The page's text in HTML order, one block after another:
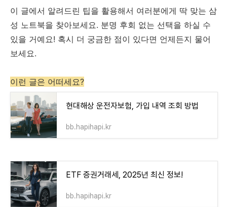
이 글에서 알려드린 팁을 활용해서 여러분에게 딱 맞는 삼
성 노트북을 찾아보세요. 분명 후회 없는 선택을 하실 수
있을 거예요! 혹시 더 궁금한 점이 있다면 언제든지 물어
보세요.
이런 글은 어떠세요?
현대해상 운전자보험, 가입 내역 조회 방법
bb.hapihapi.kr
ETF 증권거래세, 2025년 최신 정보!
bb.hapihapi.kr